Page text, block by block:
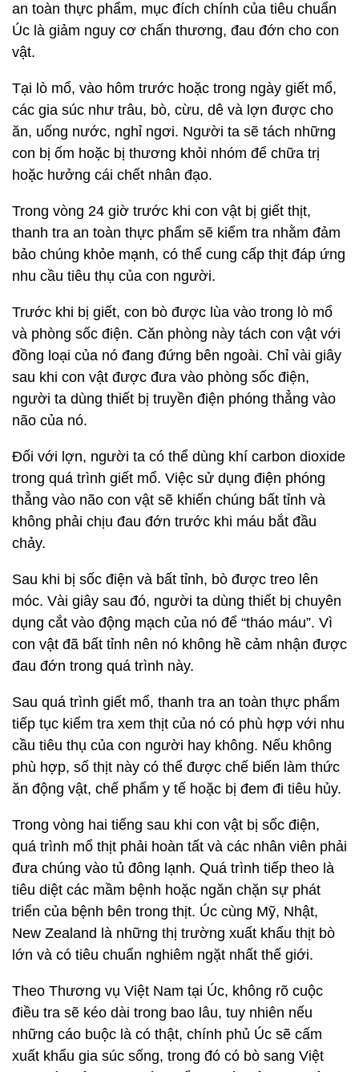
an toàn thực phẩm, mục đích chính của tiêu chuẩn
Úc là giảm nguy cơ chấn thương, đau đớn cho con
vật.
Tại lò mổ, vào hôm trước hoặc trong ngày giết mổ,
các gia súc như trâu, bò, cừu, dê và lợn được cho
ăn, uống nước, nghỉ ngơi. Người ta sẽ tách những
con bị ốm hoặc bị thương khỏi nhóm để chữa trị
hoặc hưởng cái chết nhân đạo.
Trong vòng 24 giờ trước khi con vật bị giết thịt,
thanh tra an toàn thực phẩm sẽ kiểm tra nhằm đảm
bảo chúng khỏe mạnh, có thể cung cấp thịt đáp ứng
nhu cầu tiêu thụ của con người.
Trước khi bị giết, con bò được lùa vào trong lò mổ
và phòng sốc điện. Căn phòng này tách con vật với
đồng loại của nó đang đứng bên ngoài. Chỉ vài giây
sau khi con vật được đưa vào phòng sốc điện,
người ta dùng thiết bị truyền điện phóng thẳng vào
não của nó.
Đối với lợn, người ta có thể dùng khí carbon dioxide
trong quá trình giết mổ. Việc sử dụng điện phóng
thẳng vào não con vật sẽ khiến chúng bất tỉnh và
không phải chịu đau đớn trước khi máu bắt đầu
chảy.
Sau khi bị sốc điện và bất tỉnh, bò được treo lên
móc. Vài giây sau đó, người ta dùng thiết bị chuyên
dụng cắt vào động mạch của nó để “tháo máu”. Vì
con vật đã bất tỉnh nên nó không hề cảm nhận được
đau đớn trong quá trình này.
Sau quá trình giết mổ, thanh tra an toàn thực phẩm
tiếp tục kiểm tra xem thịt của nó có phù hợp với nhu
cầu tiêu thụ của con người hay không. Nếu không
phù hợp, số thịt này có thể được chế biến làm thức
ăn động vật, chế phẩm y tế hoặc bị đem đi tiêu hủy.
Trong vòng hai tiếng sau khi con vật bị sốc điện,
quá trình mổ thịt phải hoàn tất và các nhân viên phải
đưa chúng vào tủ đông lạnh. Quá trình tiếp theo là
tiêu diệt các mầm bệnh hoặc ngăn chặn sự phát
triển của bệnh bên trong thịt. Úc cùng Mỹ, Nhật,
New Zealand là những thị trường xuất khẩu thịt bò
lớn và có tiêu chuẩn nghiêm ngặt nhất thế giới.
Theo Thương vụ Việt Nam tại Úc, không rõ cuộc
điều tra sẽ kéo dài trong bao lâu, tuy nhiên nếu
những cáo buộc là có thật, chính phủ Úc sẽ cấm
xuất khẩu gia súc sống, trong đó có bò sang Việt